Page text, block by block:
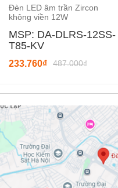
Đèn LED âm trần Zircon
không viền 12W
MSP: DA-DLRS-12SS-
T85-KV
233.760₫ 487.000₫